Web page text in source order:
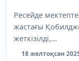
Ресейде
жастағы
жеткізілді,...
18 желтоқсан